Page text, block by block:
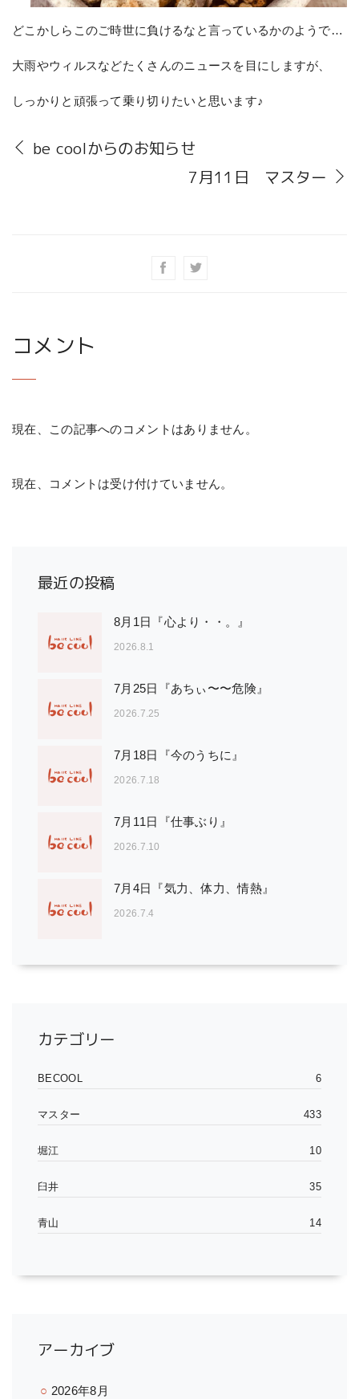
どこかしらこのご時世に負けるなと言っているかのようで…
大雨やウィルスなどたくさんのニュースを目にしますが、
しっかりと頑張って乗り切りたいと思います♪
be coolからのお知らせ
7月11日 マスター
コメント
現在、この記事へのコメントはありません。
現在、コメントは受け付けていません。
最近の投稿
8月1日『心より・・。』
2026.8.1
7月25日『あちぃ〜〜危険』
2026.7.25
7月18日『今のうちに』
2026.7.18
7月11日『仕事ぶり』
2026.7.10
7月4日『気力、体力、情熱』
2026.7.4
カテゴリー
BECOOL 6
マスター 433
堀江 10
臼井 35
青山 14
アーカイブ
2026年8月